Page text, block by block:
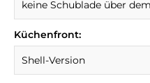
Küchenfront: